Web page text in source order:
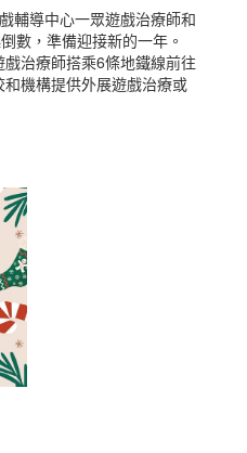
輔導中心一眾遊戲治療師和
數，準備迎接新的一年。
治療師搭乘6條地鐵線前往
機構提供外展遊戲治療或